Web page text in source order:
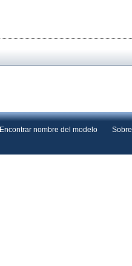
Encontrar nombre del modelo